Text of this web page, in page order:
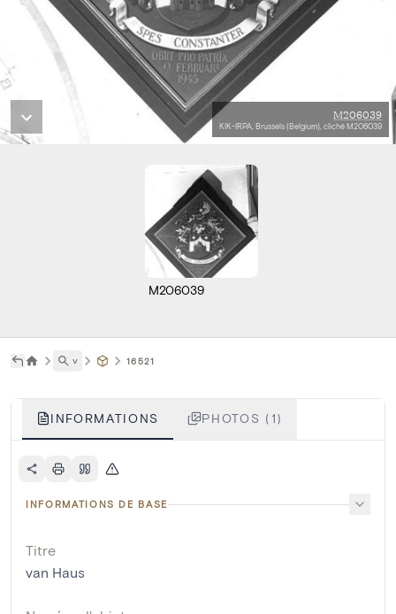
M206039
KIK-IRPA, Brussels (Belgium), cliché M206039
M206039
˅ 16521
INFORMATIONS PHOTOS (1)
INFORMATIONS DE BASE
Titre
van Haus